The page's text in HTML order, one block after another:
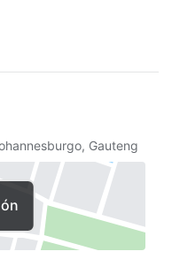
Gauteng